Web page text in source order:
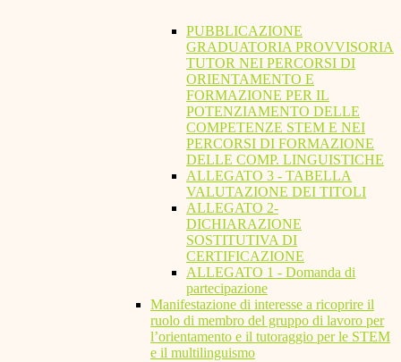
PUBBLICAZIONE
GRADUATORIA PROVVISORIA
TUTOR NEI PERCORSI DI
ORIENTAMENTO E
FORMAZIONE PER IL
POTENZIAMENTO DELLE
COMPETENZE STEM E NEI
PERCORSI DI FORMAZIONE
DELLE COMP. LINGUISTICHE
ALLEGATO 3 - TABELLA
VALUTAZIONE DEI TITOLI
ALLEGATO 2-
DICHIARAZIONE
SOSTITUTIVA DI
CERTIFICAZIONE
ALLEGATO 1 - Domanda di
partecipazione
Manifestazione di interesse a ricoprire il
ruolo di membro del gruppo di lavoro per
l’orientamento e il tutoraggio per le STEM
e il multilinguismo